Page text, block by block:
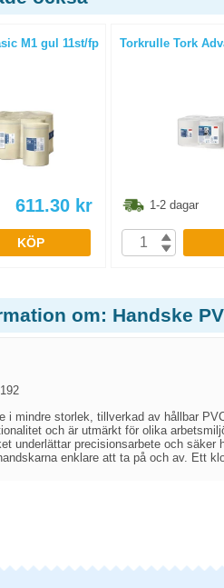
M1 gul 11st/fp
611.30 kr
KÖP
Torkrulle Tork
1-2 dagar
om: Handske
i mindre storlek, tillverkad av hållbar
och är utmärkt för olika
underlättar precisionsarbete och
enklare att ta på och av. Ett